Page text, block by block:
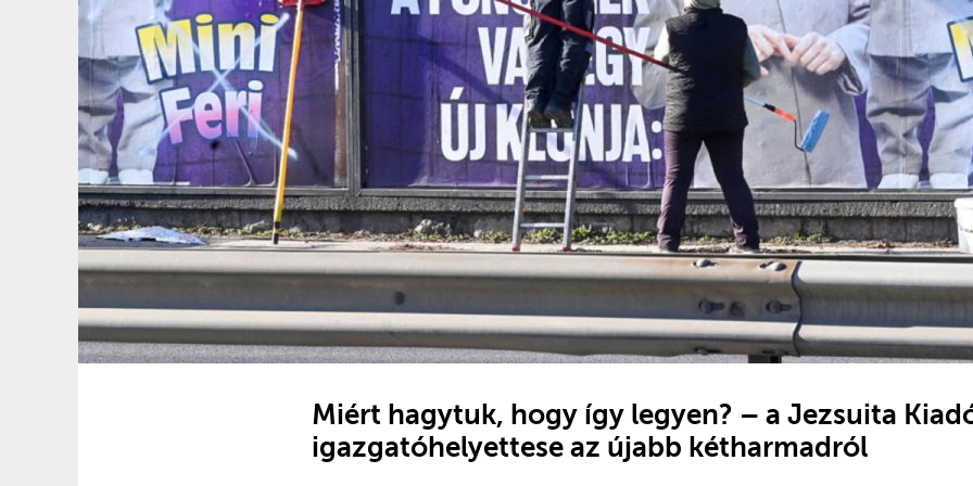
Miért hagytuk, hogy így legyen? – a Jezsuita
igazgatóhelyettese az újabb kétharmadról